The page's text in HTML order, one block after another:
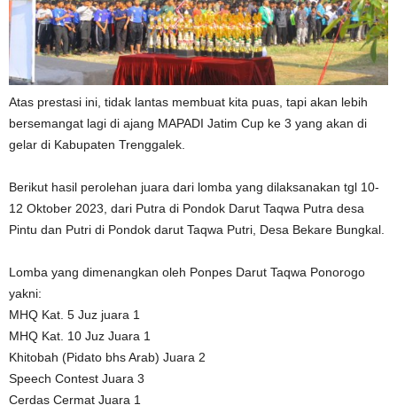
Atas prestasi ini, tidak lantas membuat kita puas, tapi akan lebih
bersemangat lagi di ajang MAPADI Jatim Cup ke 3 yang akan di
gelar di Kabupaten Trenggalek.
Berikut hasil perolehan juara dari lomba yang dilaksanakan tgl 10-
12 Oktober 2023, dari Putra di Pondok Darut Taqwa Putra desa
Pintu dan Putri di Pondok darut Taqwa Putri, Desa Bekare Bungkal.
Lomba yang dimenangkan oleh Ponpes Darut Taqwa Ponorogo
yakni:
MHQ Kat. 5 Juz juara 1
MHQ Kat. 10 Juz Juara 1
Khitobah (Pidato bhs Arab) Juara 2
Speech Contest Juara 3
Cerdas Cermat Juara 1